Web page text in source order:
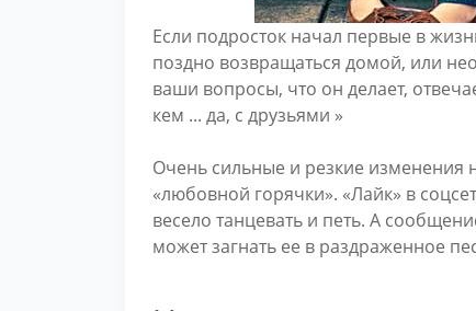
Если подросток начал первые в
поздно возвращаться домой, или
ваши вопросы, что он делает,
кем ... да, с друзьями »
Очень сильные и резкие изменения
«любовной горячки». «Лайк» в
весело танцевать и петь. А
может загнать ее в раздраженное